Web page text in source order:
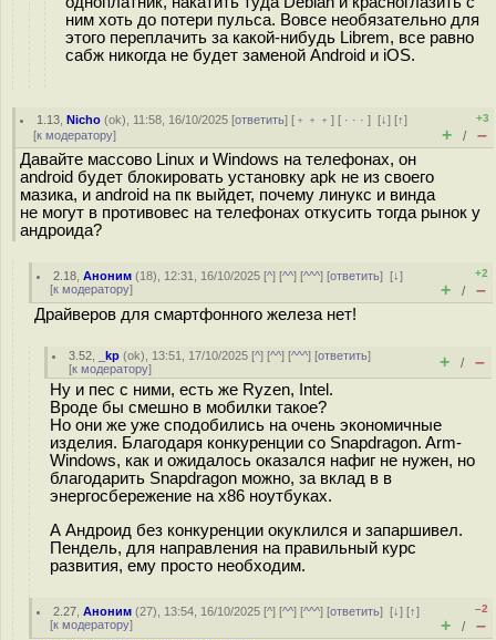
ним хоть до потери пульса. Вовсе необязательно для
этого переплачить за какой-нибудь Librem, все равно
сабж никогда не будет заменой Android и iOS.
1.13 ,Nicho (ok), 11:58, 16/10/2025 [ответить] [ ﹢﹢﹢] [ · · ·][↓] [↑]
[к модератору]
+3
+ / –
Давайте массово Linux и Windows на телефонах, он
android будет блокировать установку apk не из своего
мазика, и android на пк выйдет, почему линукс и винда
не могут в противовес на телефонах откусить тогда рынок у
андроида?
2.18 ,Аноним (18), 12:31, 16/10/2025 [^] [^^] [^^^] [ответить][↓]
[к модератору]
+2
+ / –
Драйверов для смартфонного железа нет!
3.52 _kp (ok), 13:51, 17/10/2025 [^] [^^] [^^^] [ответить]
[к модератору] + / –
Ну и пес с ними, есть же Ryzen, Intel.
Вроде бы смешно в мобилки такое?
Но они же уже сподобились на очень экономичные
изделия. Благодаря конкуренции со Snapdragon. Arm-
Windows, как и ожидалось оказался нафиг не нужен, но
благодарить Snapdragon можно, за вклад в в
энергосбережение на x86 ноутбуках.
А Андроид без конкуренции окуклился и запаршивел.
Пендель, для направления на правильный курс
развития, ему просто необходим.
2.27 ,Аноним (27), 13:54, 16/10/2025 [^] [^^] [^^^] [ответить][↓] [↑]
[к модератору]
–2
+ / –